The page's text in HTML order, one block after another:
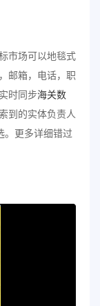
市场可以地毯式
邮箱，电话，职
时同步海关数
到的实体负责人
。更多详细错过